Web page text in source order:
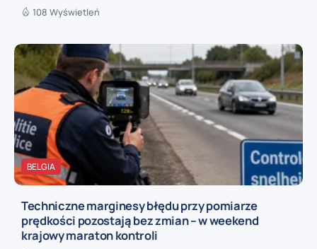
108 Wyświetleń
BELGIA
Techniczne marginesy błędu przy pomiarze
prędkości pozostają bez zmian – w weekend
krajowy maraton kontroli